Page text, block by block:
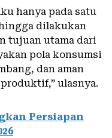
hanya pada satu
dilakukan
tujuan utama dari
pola konsumsi
dan aman
ulasnya.
Persiapan